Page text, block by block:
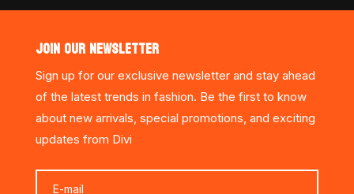
JOIN OUR NEWSLETTER
Sign up for our exclusive newsletter and stay ahead
of the latest trends in fashion. Be the first to know
about new arrivals, special promotions, and exciting
updates from Divi